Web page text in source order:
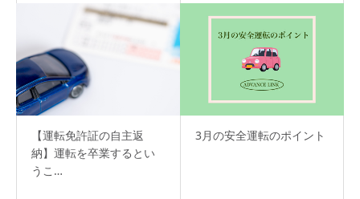
【運転免許証の自主返
納】運転を卒業するとい
うこ…
3月の安全運転のポイント